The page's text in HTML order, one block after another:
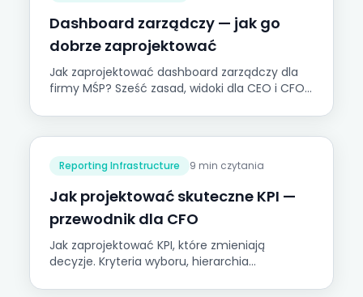
Dashboard zarządczy — jak go
dobrze zaprojektować
Jak zaprojektować dashboard zarządczy dla
firmy MŚP? Sześć zasad, widoki dla CEO i CFO,
Reporting Infrastructure 9 min czytania
Jak projektować skuteczne KPI —
przewodnik dla CFO
Jak zaprojektować KPI, które zmieniają
decyzje. Kryteria wyboru, hierarchia